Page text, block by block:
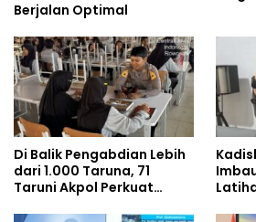
Berjalan Optimal
Di Balik Pengabdian Lebih
dari 1.000 Taruna, 71
Taruni Akpol Perkuat